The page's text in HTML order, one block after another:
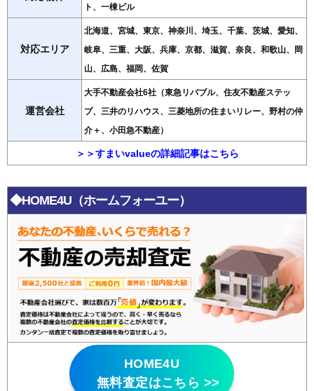
ト、一棟ビル
対応エリア
北海道、宮城、東京、神奈川、埼玉、千葉、茨城、愛知、
岐阜、三重、大阪、兵庫、京都、滋賀、奈良、和歌山、岡
山、広島、福岡、佐賀
運営会社
大手不動産会社6社（東急リバブル、住友不動産ステッ
プ、三井のリハウス、三菱地所の住まいリレー、野村の仲
介＋、小田急不動産）
＞＞すまいvalueの詳細記事はこちら
◆HOME4U（ホームフォーユー）
HOME4U
無料査定はこちら >>